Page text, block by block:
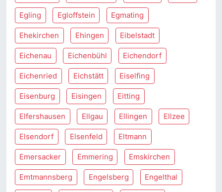
Egling Egloffstein Egmating
Ehekirchen Ehingen Eibelstadt
Eichenau Eichenbühl Eichendorf
Eichenried Eichstätt Eiselfing
Eisenburg Eisingen Eitting
Elfershausen Ellgau Ellingen Ellzee
Elsendorf Elsenfeld Eltmann
Emersacker Emmering Emskirchen
Emtmannsberg Engelsberg Engelthal